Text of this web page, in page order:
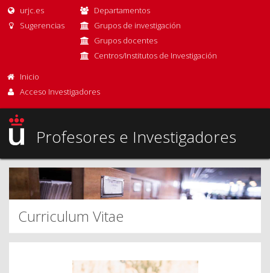
urjc.es
Sugerencias
Departamentos
Grupos de investigación
Grupos docentes
Centros/Institutos de Investigación
Inicio
Acceso Investigadores
Profesores e Investigadores
Curriculum Vitae